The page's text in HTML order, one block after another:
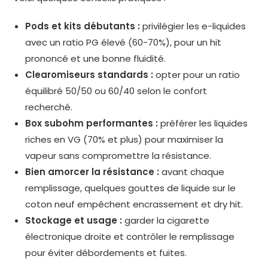
Pods et kits débutants : privilégier les e-liquides
avec un ratio PG élevé (60-70%), pour un hit
prononcé et une bonne fluidité.
Clearomiseurs standards : opter pour un ratio
équilibré 50/50 ou 60/40 selon le confort
recherché.
Box subohm performantes : préférer les liquides
riches en VG (70% et plus) pour maximiser la
vapeur sans compromettre la résistance.
Bien amorcer la résistance : avant chaque
remplissage, quelques gouttes de liquide sur le
coton neuf empêchent encrassement et dry hit.
Stockage et usage : garder la cigarette
électronique droite et contrôler le remplissage
pour éviter débordements et fuites.